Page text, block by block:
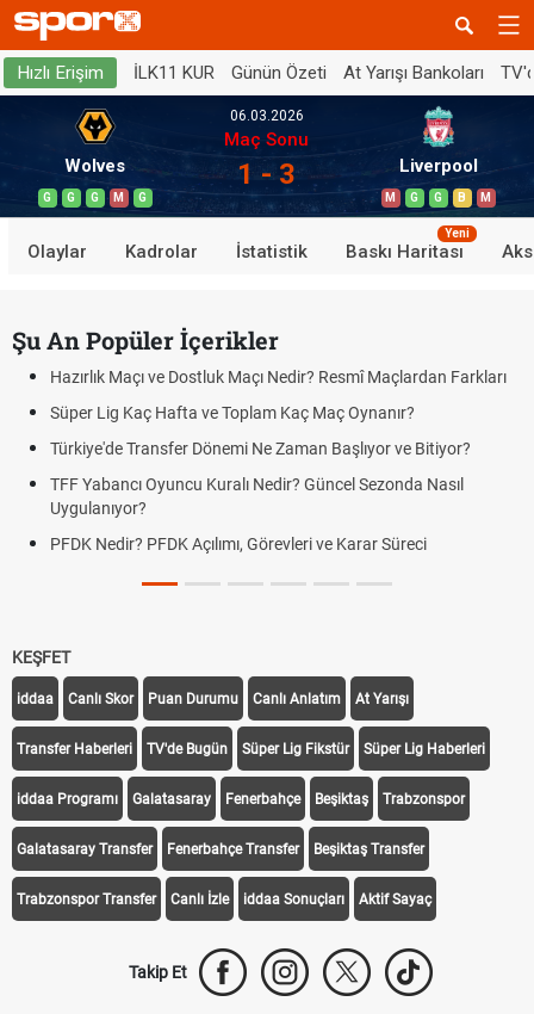
Hızlı Erişim İLK11 KUR Günün Özeti At Yarışı Bankoları
Wolves
G G G M G
06.03.2026
Maç Sonu
1 - 3 Liverpool
M G G B M
Olaylar Kadrolar İstatistik Baskı Haritası
Yeni
Şu An Popüler İçerikler
Hazırlık Maçı ve Dostluk Maçı Nedir? Resmî Maçlardan Farkları
Süper Lig Kaç Hafta ve Toplam Kaç Maç Oynanır?
Türkiye'de Transfer Dönemi Ne Zaman Başlıyor ve Bitiyor?
TFF Yabancı Oyuncu Kuralı Nedir? Güncel Sezonda Nasıl
Uygulanıyor?
PFDK Nedir? PFDK Açılımı, Görevleri ve Karar Süreci
KEŞFET
iddaa Canlı Skor Puan Durumu Canlı Anlatım At Yarışı
Transfer Haberleri TV'de Bugün Süper Lig Fikstür Süper Lig Haberleri
iddaa Programı Galatasaray Fenerbahçe Beşiktaş Trabzonspor
Galatasaray Transfer Fenerbahçe Transfer Beşiktaş Transfer
Trabzonspor Transfer Canlı İzle iddaa Sonuçları Aktif Sayaç
Takip Et